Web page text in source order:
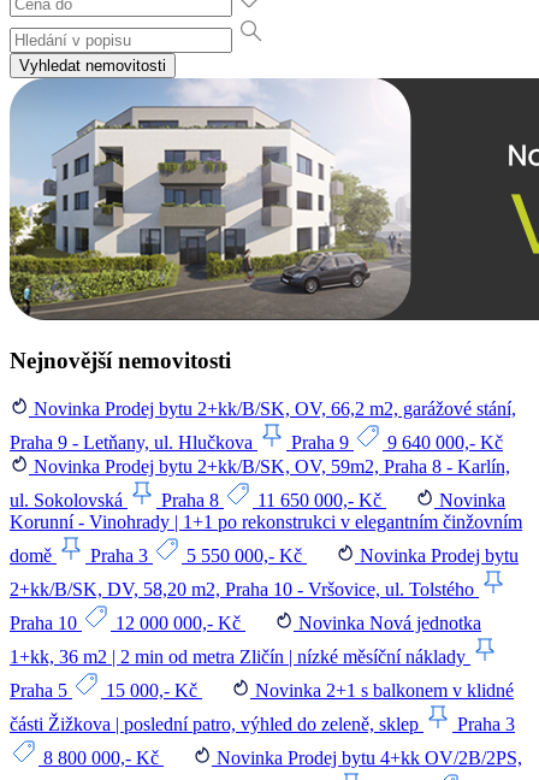
Vyhledat nemovitosti
Nejnovější nemovitosti
Novinka Prodej bytu 2+kk/B/SK, OV, 66,2 m2, garážové stání,
Praha 9 - Letňany, ul. Hlučkova
Praha 9
9 640 000,- Kč
Novinka Prodej bytu 2+kk/B/SK, OV, 59m2, Praha 8 - Karlín,
ul. Sokolovská
Praha 8 11 650 000,- Kč
Novinka
Korunní - Vinohrady | 1+1 po rekonstrukci v elegantním činžovním
domě
Praha 3 5 550 000,- Kč Novinka Prodej bytu
2+kk/B/SK, DV, 58,20 m2, Praha 10 - Vršovice, ul. Tolstého
Praha 10
12 000 000,- Kč Novinka Nová jednotka
1+kk, 36 m2 | 2 min od metra Zličín | nízké měsíční náklady
Praha 5
15 000,- Kč Novinka 2+1 s balkonem v klidné
části Žižkova | poslední patro, výhled do zeleně, sklep
Praha 3
8 800 000,- Kč
Novinka Prodej bytu 4+kk OV/2B/2PS,